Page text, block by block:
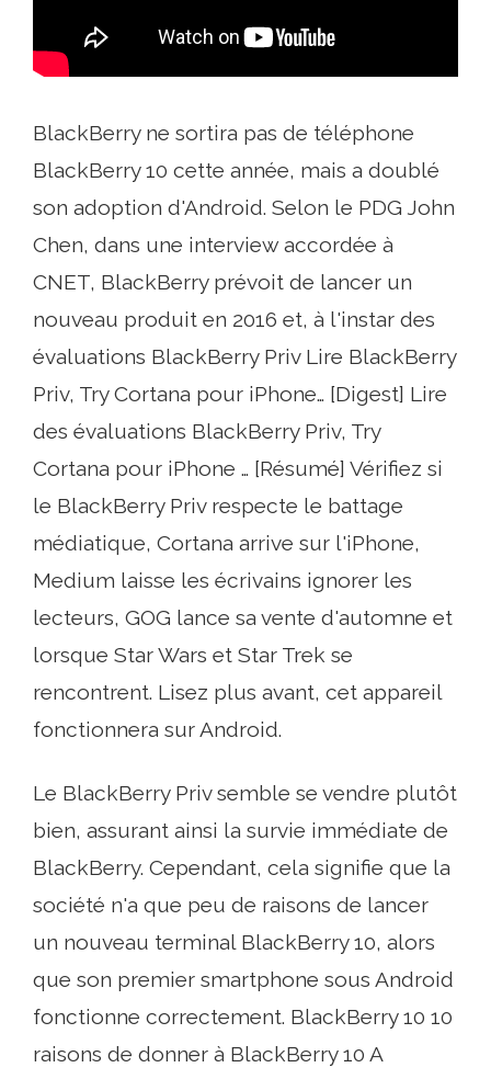
BlackBerry ne sortira pas de téléphone
BlackBerry 10 cette année, mais a doublé
son adoption d'Android. Selon le PDG John
Chen, dans une interview accordée à
CNET, BlackBerry prévoit de lancer un
nouveau produit en 2016 et, à l'instar des
évaluations BlackBerry Priv Lire BlackBerry
Priv, Try Cortana pour iPhone… [Digest] Lire
des évaluations BlackBerry Priv, Try
Cortana pour iPhone … [Résumé] Vérifiez si
le BlackBerry Priv respecte le battage
médiatique, Cortana arrive sur l'iPhone,
Medium laisse les écrivains ignorer les
lecteurs, GOG lance sa vente d'automne et
lorsque Star Wars et Star Trek se
rencontrent. Lisez plus avant, cet appareil
fonctionnera sur Android.
Le BlackBerry Priv semble se vendre plutôt
bien, assurant ainsi la survie immédiate de
BlackBerry. Cependant, cela signifie que la
société n'a que peu de raisons de lancer
un nouveau terminal BlackBerry 10, alors
que son premier smartphone sous Android
fonctionne correctement. BlackBerry 10 10
raisons de donner à BlackBerry 10 A